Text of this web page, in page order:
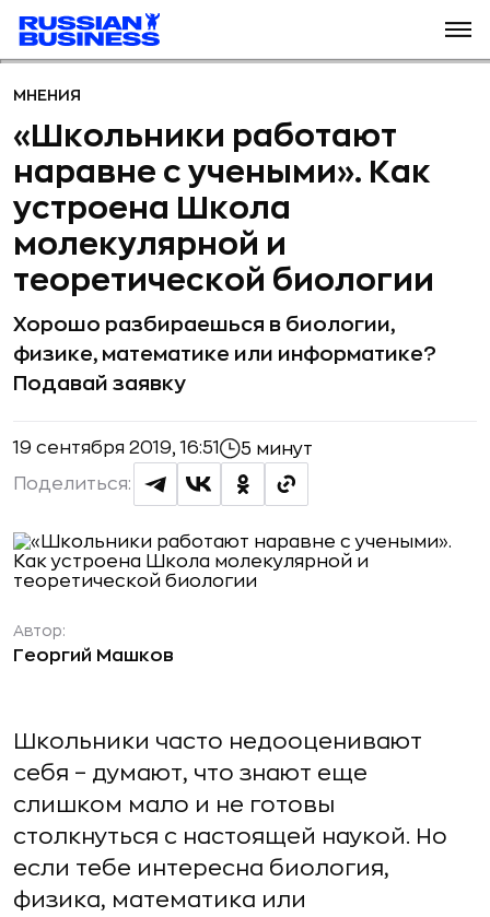
МНЕНИЯ
«Школьники работают
наравне с учеными». Как
устроена Школа
молекулярной и
теоретической биологии
Хорошо разбираешься в биологии,
физике, математике или информатике?
Подавай заявку
19 сентября 2019, 16:51 5 минут
Поделиться:
Автор:
Георгий Машков
Школьники часто недооценивают
себя – думают, что знают еще
слишком мало и не готовы
столкнуться с настоящей наукой. Но
если тебе интересна биология,
физика, математика или